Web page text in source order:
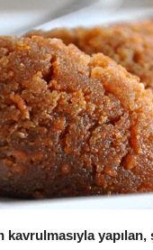
kavrulmasıyla